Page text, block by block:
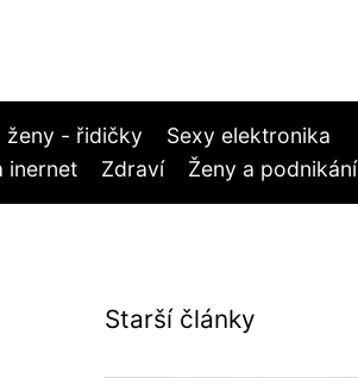
ženy - řidičky
Sexy elektronika
inernet Zdraví Ženy a podnikání
Starší články